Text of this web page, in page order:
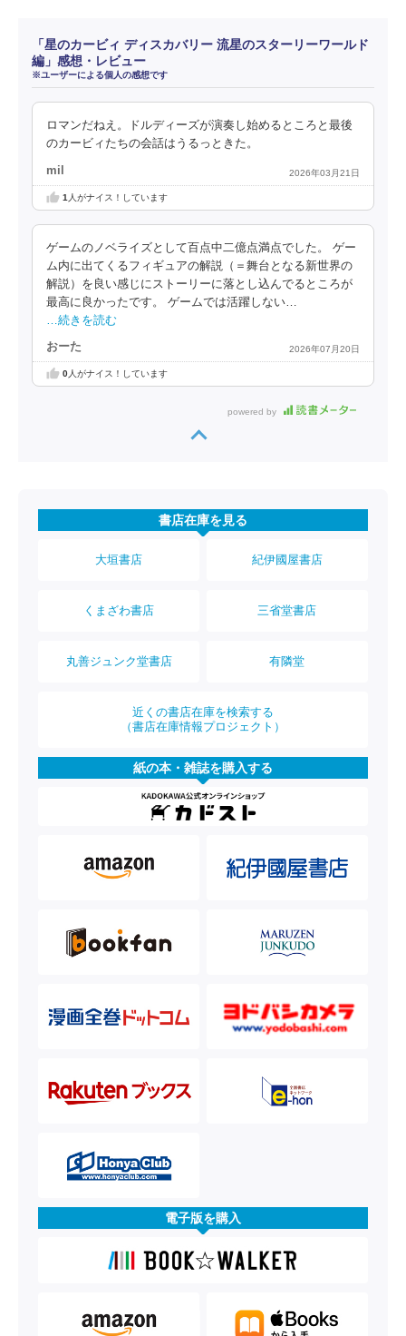
「星のカービィ ディスカバリー 流星のスターリーワールド
編」感想・レビュー
※ユーザーによる個人の感想です
ロマンだねえ。ドルディーズが演奏し始めるところと最後
のカービィたちの会話はうるっときた。
mil 2026年03月21日
1 人がナイス！しています
ゲームのノベライズとして百点中二億点満点でした。 ゲー
ム内に出てくるフィギュアの解説（＝舞台となる新世界の
解説）を良い感じにストーリーに落とし込んでるところが
最高に良かったです。 ゲームでは活躍しない…
…続きを読む
おーた 2026年07月20日
0人がナイス！しています
powered by
書店在庫を見る
大垣書店 紀伊國屋書店
くまざわ書店 三省堂書店
丸善ジュンク堂書店 有隣堂
近くの書店在庫を検索する
（書店在庫情報プロジェクト）
紙の本・雑誌を購入する
電子版を購入